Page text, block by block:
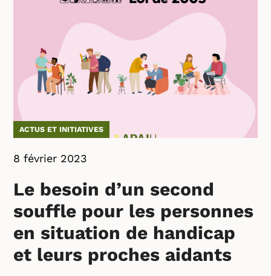
ACTUS ET INITIATIVES
8 février 2023
Le besoin d’un second
souffle pour les personnes
en situation de handicap
et leurs proches aidants